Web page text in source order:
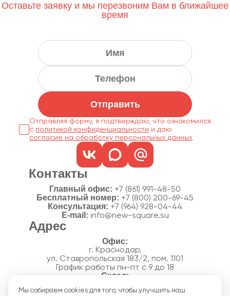
Оставьте заявку и мы перезвоним Вам в ближайшее
время
Отправить
Отправляя форму, я подтверждаю, что ознакомился
с политикой конфиденциальности
согласие на обработку персональных данных
Контакты
Главный офис: +7 (861) 991-48-50
Бесплатный номер: +7 (800) 200-69-45
Консультация: +7 (964) 928-04-44
E-mail: info@new-square.su
Адрес
г. Краснодар,
ул. Ставропольская 183/2, пом. 1101
График работы пн-пт с 9 до 18
п. Новознаменский, ул.Производственная, 15
Мы собираем cookies для того, чтобы улучшить наш